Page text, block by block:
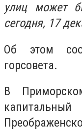
улиц может
сегодня, 17
Об этом
горсовета.
В